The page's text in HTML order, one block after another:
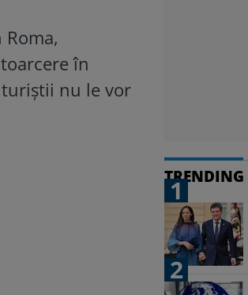
în
turiştii nu le vor
TRENDING
1
2